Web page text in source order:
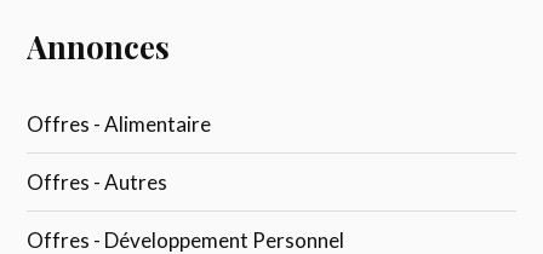
Annonces
Offres - Alimentaire
Offres - Autres
Offres - Développement Personnel